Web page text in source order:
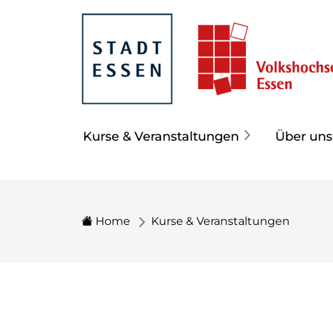
Kurse & Veranstaltungen Über uns
Home Kurse & Veranstaltungen